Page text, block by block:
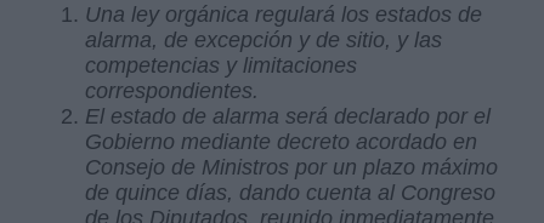
Una ley orgánica regulará los estados de
alarma, de excepción y de sitio, y las
competencias y limitaciones
correspondientes.
El estado de alarma será declarado por el
Gobierno mediante decreto acordado en
Consejo de Ministros por un plazo máximo
de quince días, dando cuenta al Congreso
de los Diputados, reunido inmediatamente